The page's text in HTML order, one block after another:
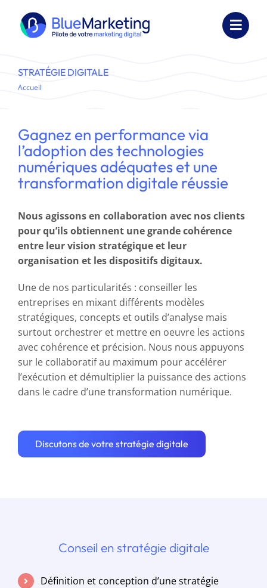
contenu
Expertises
Réalisations
Ressources
Société
Nous contacter
STRATÉGIE DIGITALE
Accueil
Gagnez en performance via
l’adoption des technologies
numériques adéquates et une
transformation digitale réussie
Nous agissons en collaboration avec nos clients
pour qu’ils obtiennent une grande cohérence
entre leur vision stratégique et leur
organisation et les dispositifs digitaux.
Une de nos particularités : conseiller les
entreprises en mixant différents modèles
stratégiques, concepts et outils d’analyse mais
surtout orchestrer et mettre en oeuvre les actions
avec cohérence et précision. Nous nous appuyons
sur le collaboratif au maximum pour accélérer
l’exécution et démultiplier la puissance des actions
dans le cadre d’une transformation numérique.
Discutons de votre stratégie digitale
Conseil en stratégie digitale
Définition et conception d’une stratégie